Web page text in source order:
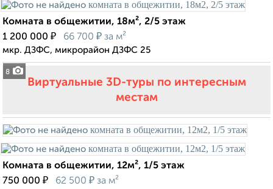
8
Комната в общежитии, 18м², 2/5 этаж
1 200 000 ₽ 66 700 ₽ за м²
мкр. ДЗФС, микрорайон ДЗФС 25
Виртуальные 3D-туры по интересным
местам
Комната в общежитии, 12м², 1/5 этаж
750 000 ₽ 62 500 ₽ за м²